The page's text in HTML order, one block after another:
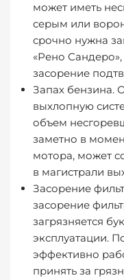
может иметь
серым или
срочно нужна
«Рено
засорение
Запах бензина.
выхлопную
объем
заметно в
мотора, может
в магистрали
Засорение
засорение
загрязняется
эксплуатации.
эффективно
принять за